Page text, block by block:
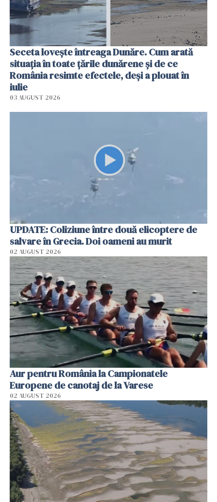
Seceta lovește întreaga Dunăre. Cum arată
situația în toate țările dunărene și de ce
România resimte efectele, deși a plouat în
iulie
03 AUGUST 2026
UPDATE: Coliziune între două elicoptere de
salvare în Grecia. Doi oameni au murit
02 AUGUST 2026
Aur pentru România la Campionatele
Europene de canotaj de la Varese
02 AUGUST 2026